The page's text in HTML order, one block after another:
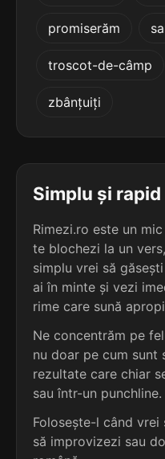
recesie
agonotesie
sesie
cianopsie
promiserăm
troscot-de-câmp
zbânțuiți
Simplu și rapid
Rimezi.ro este un
te blochezi la un
simplu vrei să
ai în minte și vezi
rime care sună
Ne concentrăm pe
nu doar pe cum sunt
rezultate care chiar
sau într-un punchline.
Folosește-l când
să improvizezi sau